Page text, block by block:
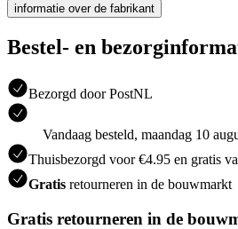
informatie over de fabrikant
Bestel- en
Bezorgd door PostNL
Vandaag besteld, maandag 10
Thuisbezorgd voor €4.95 en gratis
Gratis retourneren in de bouwmarkt
Gratis retourneren in de